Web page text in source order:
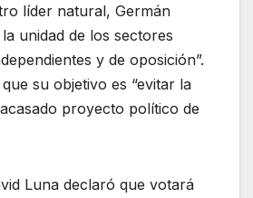
líder natural, Germán
unidad de los sectores
y de oposición”.
su objetivo es “evitar la
proyecto político de
Luna declaró que votará